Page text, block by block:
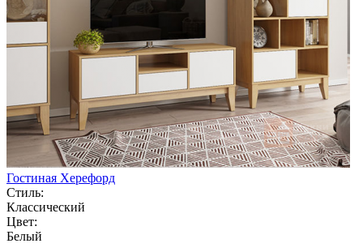
Гостиная Херефорд
Стиль:
Классический
Цвет:
Белый